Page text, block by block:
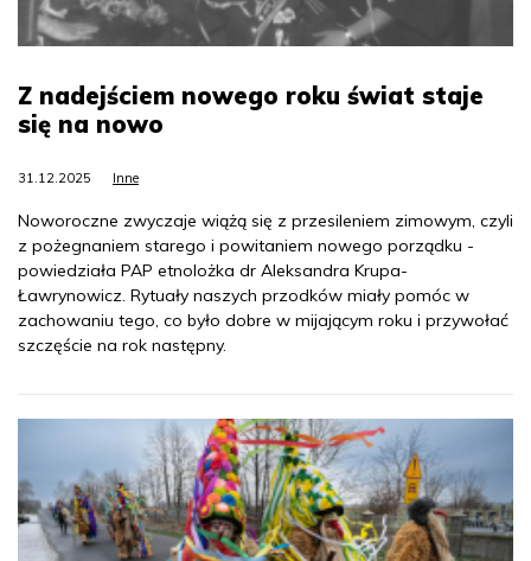
Z nadejściem nowego roku świat staje
się na nowo
31.12.2025 Inne
Noworoczne zwyczaje wiążą się z przesileniem zimowym, czyli
z pożegnaniem starego i powitaniem nowego porządku -
powiedziała PAP etnolożka dr Aleksandra Krupa-
Ławrynowicz. Rytuały naszych przodków miały pomóc w
zachowaniu tego, co było dobre w mijającym roku i przywołać
szczęście na rok następny.